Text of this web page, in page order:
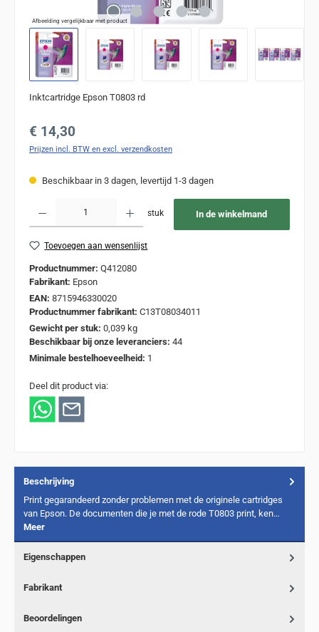
Afbeelding vergelijkbaar met product
Inktcartridge Epson T0803 rd
Normale prijs:
€ 14,30
Prijzen incl. BTW en excl. verzendkosten
Beschikbaar in 3 dagen, levertijd 1-3 dagen
stuk In de winkelmand
Toevoegen aan wensenlijst
Productnummer: Q412080
Fabrikant: Epson
EAN: 8715946330020
Productnummer fabrikant: C13T08034011
Gewicht per stuk: 0,039 kg
Beschikbaar bij onze leveranciers: 44
Minimale bestelhoeveelheid: 1
Deel dit product via:
Beschrijving
Print gegarandeerd zonder problemen met de originele cartridges
van Epson. De documenten die je met de rode T0803 print, ken…
Meer
Eigenschappen
Fabrikant
Beoordelingen